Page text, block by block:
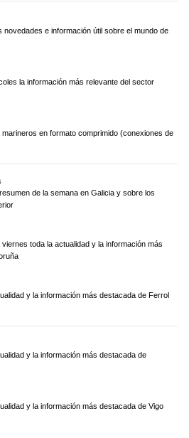
novedades e información útil sobre el mundo de
la información más relevante del sector
marineros en formato comprimido (conexiones de
de la semana en Galicia y sobre los
toda la actualidad y la información más
y la información más destacada de Ferrol
y la información más destacada de
y la información más destacada de Vigo